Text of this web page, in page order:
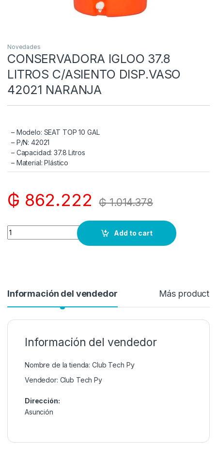
Novedades
CONSERVADORA IGLOO 37.8
LITROS C/ASIENTO DISP.VASO
42021 NARANJA
– Modelo: SEAT TOP 10 GAL
– P/N: 42021
– Capacidad: 37.8 Litros
– Material: Plástico
₲ 862.222 ₲1.014.378
Quantity
Add to cart
Información del vendedor Más
Información del vendedor
Nombre de la tienda: Club Tech Py
Vendedor: Club Tech Py
Dirección:
Asunción